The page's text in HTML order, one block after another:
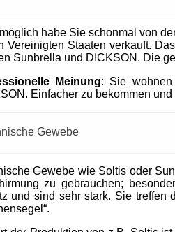
habe Sie schonmal von
Vereinigten Staaten verkauft.
Sunbrella und DICKSON. Die
Meinung: Sie
Einfacher zu bekommen
Gewebe
Gewebe wie Soltis oder
zu gebrauchen;
und sind sehr stark. Sie treffen